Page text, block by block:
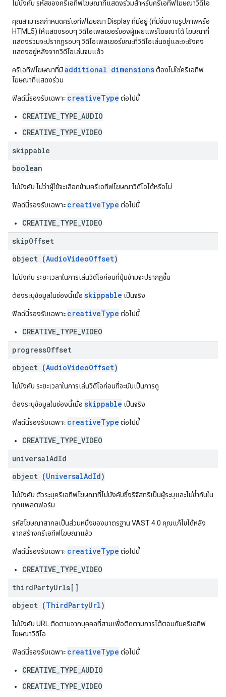
ไม่บังคับ รหัสของครีเอทีฟโฆษณาที่แสดงร่วมสำหรับครีเอทีฟโฆษณาวิดีโอ
คุณสามารถกำหนดครีเอทีฟโฆษณา Display ที่มีอยู่ (ที่มีชิ้นงานรูปภาพหรือ
HTML5) ให้แสดงรอบๆ วิดีโอเพลเยอร์ของผู้เผยแพร่โฆษณาได้ โฆษณาที่
แสดงร่วมจะปรากฏรอบๆ วิดีโอเพลเยอร์ขณะที่วิดีโอเล่นอยู่และจะยังคง
แสดงอยู่หลังจากวิดีโอเล่นจบแล้ว
ครีเอทีฟโฆษณาที่มีadditional dimensionsต้องไม่ใช่ครีเอทีฟ
โฆษณาที่แสดงร่วม
ฟิลด์นี้รองรับเฉพาะ creativeType ต่อไปนี้
CREATIVE_TYPE_AUDIO
CREATIVE_TYPE_VIDEO
skippable
boolean
ไม่บังคับ ไม่ว่าผู้ใช้จะเลือกข้ามครีเอทีฟโฆษณาวิดีโอได้หรือไม่
ฟิลด์นี้รองรับเฉพาะ creativeType ต่อไปนี้
CREATIVE_TYPE_VIDEO
skipOffset
object (AudioVideoOffset)
ไม่บังคับ ระยะเวลาในการเล่นวิดีโอก่อนที่ปุ่มข้ามจะปรากฏขึ้น
ต้องระบุข้อมูลในช่องนี้เมื่อ skippable เป็นจริง
ฟิลด์นี้รองรับเฉพาะ creativeType ต่อไปนี้
CREATIVE_TYPE_VIDEO
progressOffset
object (AudioVideoOffset)
ไม่บังคับ ระยะเวลาในการเล่นวิดีโอก่อนที่จะนับเป็นการดู
ต้องระบุข้อมูลในช่องนี้เมื่อ skippable เป็นจริง
ฟิลด์นี้รองรับเฉพาะ creativeType ต่อไปนี้
CREATIVE_TYPE_VIDEO
universalAdId
object (UniversalAdId)
ไม่บังคับ ตัวระบุครีเอทีฟโฆษณาที่ไม่บังคับซึ่งรีจิสทรีเป็นผู้ระบุและไม่ซ้ำกันใน
ทุกแพลตฟอร์ม
รหัสโฆษณาสากลเป็นส่วนหนึ่งของมาตรฐาน VAST 4.0 คุณแก้ไขได้หลัง
จากสร้างครีเอทีฟโฆษณาแล้ว
ฟิลด์นี้รองรับเฉพาะ creativeType ต่อไปนี้
CREATIVE_TYPE_VIDEO
thirdPartyUrls[]
object (ThirdPartyUrl)
ไม่บังคับ URL ติดตามจากบุคคลที่สามเพื่อติดตามการโต้ตอบกับครีเอทีฟ
โฆษณาวิดีโอ
ฟิลด์นี้รองรับเฉพาะ creativeType ต่อไปนี้
CREATIVE_TYPE_AUDIO
CREATIVE_TYPE_VIDEO